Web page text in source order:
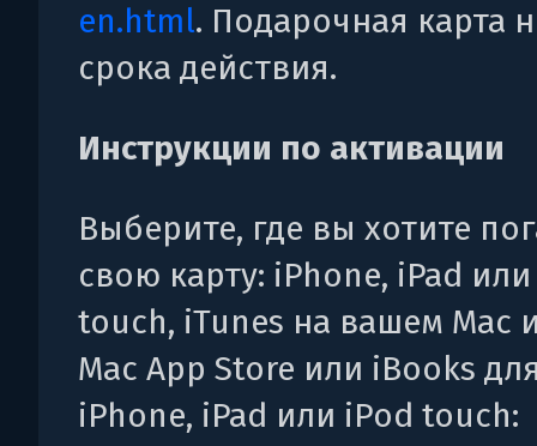
en.html. Подарочная карта
срока действия.
Инструкции по активации
Выберите, где вы хотите
свою карту: iPhone, iPad
touch, iTunes на вашем Mac
Mac App Store или iBooks
iPhone, iPad или iPod touch: